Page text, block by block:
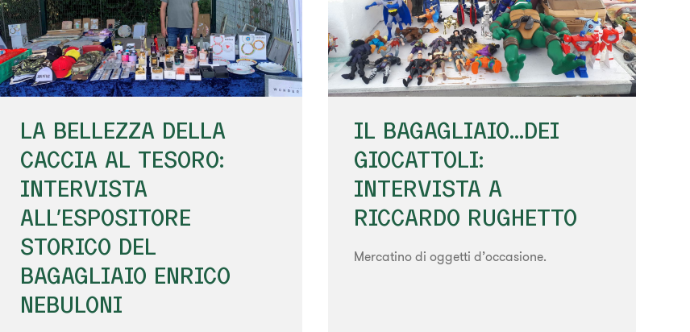
LA BELLEZZA DELLA
CACCIA AL TESORO:
INTERVISTA
ALL'ESPOSITORE
STORICO DEL
BAGAGLIAIO ENRICO
NEBULONI
IL BAGAGLIAIO...DEI
GIOCATTOLI:
INTERVISTA A
RICCARDO RUGHETTO
Mercatino di oggetti d’occasione.